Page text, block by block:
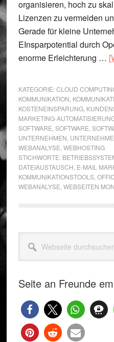
organisieren, hoch zu
Lizenzen zu vermeiden
Gerade für kleine
EInsparpotential durch
enorme Erleichterung …
KATEGORIE:CLOUD
KOMMUNIKATION
KOSTENEINSPARUNG,
MARKETING-
SOFTWARE SOFTWARE
UNTERNEHMEN
WEBANALYSE WEBHOSTING
STICHWORTE:
DATEIAUSTAUSCH E-MAIL
KOMMUNIKATIONSTOOLS,
WEBANALYSE WEBSEITEN
Seitenspalte
durchsuchen
Seite an Freunde